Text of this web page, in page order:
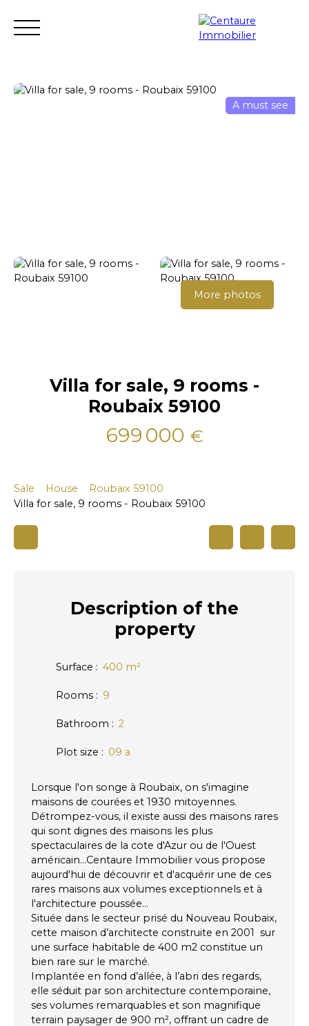
A must see
More photos
Villa for sale, 9 rooms -
Roubaix 59100
699 000 €
Sale House
Roubaix 59100
Villa for sale, 9 rooms - Roubaix 59100
Description of the
property
Surface : 400 m²
Rooms : 9
Bathroom : 2
Plot size : 09 a
Lorsque l'on songe à Roubaix, on s'imagine
maisons de courées et 1930 mitoyennes.
Détrompez-vous, il existe aussi des maisons rares
qui sont dignes des maisons les plus
spectaculaires de la cote d'Azur ou de l'Ouest
américain...Centaure Immobilier vous propose
aujourd'hui de découvrir et d'acquérir une de ces
rares maisons aux volumes exceptionnels et à
l'architecture poussée...
Située dans le secteur prisé du Nouveau Roubaix,
cette maison d’architecte construite en 2001 sur
une surface habitable de 400 m2 constitue un
bien rare sur le marché.
Implantée en fond d’allée, à l’abri des regards,
elle séduit par son architecture contemporaine,
ses volumes remarquables et son magnifique
terrain paysager de 900 m², offrant un cadre de